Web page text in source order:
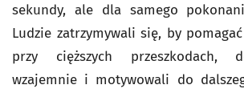
sekundy, ale dla samego
Ludzie zatrzymywali się, by
przy cięższych przeszkodach,
wzajemnie i motywowali do